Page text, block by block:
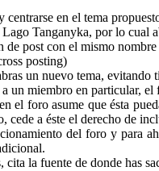
en el tema
Tanganyka, por lo cual
post con el mismo
posting)
un nuevo tema, evitando
un miembro en particular,
el foro asume que ésta
a éste el derecho de
del foro y para
la fuente de donde has